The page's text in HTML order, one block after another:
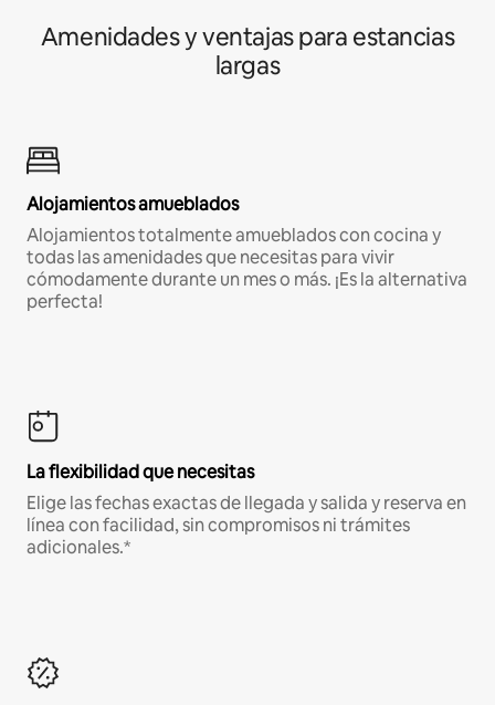
Amenidades y ventajas para estancias
largas
Alojamientos amueblados
Alojamientos totalmente amueblados con cocina y
todas las amenidades que necesitas para vivir
cómodamente durante un mes o más. ¡Es la alternativa
perfecta!
La flexibilidad que necesitas
Elige las fechas exactas de llegada y salida y reserva en
línea con facilidad, sin compromisos ni trámites
adicionales.*